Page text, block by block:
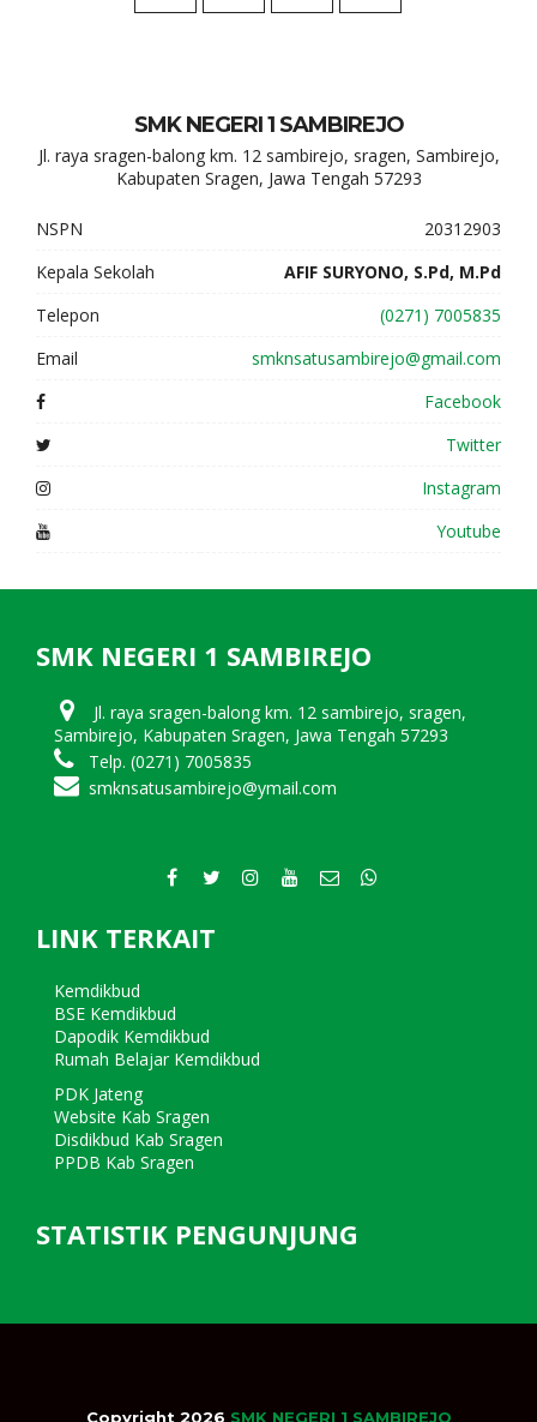
SMK NEGERI 1 SAMBIREJO
Jl. raya sragen-balong km. 12 sambirejo, sragen, Sambirejo,
Kabupaten Sragen, Jawa Tengah 57293
NSPN
20312903
Kepala Sekolah
AFIF SURYONO, S.Pd, M.Pd
Telepon
(0271) 7005835
Email
smknsatusambirejo@gmail.com
Facebook
Twitter
Instagram
Youtube
SMK NEGERI 1 SAMBIREJO
Jl. raya sragen-balong km. 12 sambirejo, sragen,
Sambirejo, Kabupaten Sragen, Jawa Tengah 57293
Telp. (0271) 7005835
smknsatusambirejo@ymail.com
LINK TERKAIT
Kemdikbud
BSE Kemdikbud
Dapodik Kemdikbud
Rumah Belajar Kemdikbud
PDK Jateng
Website Kab Sragen
Disdikbud Kab Sragen
PPDB Kab Sragen
STATISTIK PENGUNJUNG
Copyright 2026 SMK NEGERI 1 SAMBIREJO